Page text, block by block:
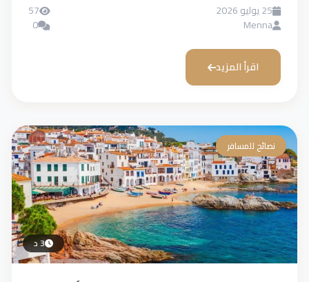
25 يوليو 2026
Menna
57
0
اقرأ المزيد
نصائح للمسافر
3 د